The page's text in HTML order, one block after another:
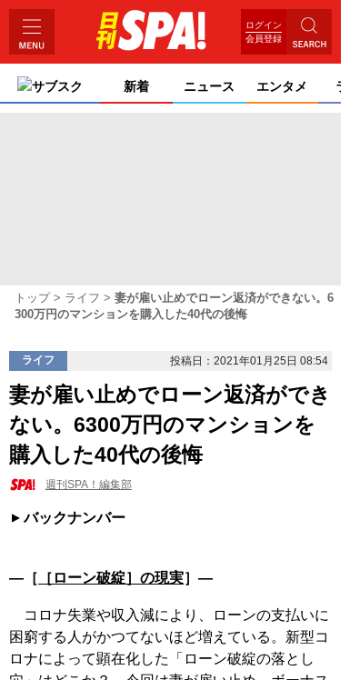
ログイン
会員登録
サブスク 新着 ニュース エンタメ ライ
トップ ライフ
妻が雇い止めでローン返済ができない。6
300万円のマンションを購入した40代の後悔
ライフ 投稿日：2021年01月25日 08:54
妻が雇い止めでローン返済ができ
ない。6300万円のマンションを
購入した40代の後悔
週刊SPA！編集部
バックナンバー
―［ ［ローン破綻］の現実］―
コロナ失業や収入減により、ローンの支払いに
困窮する人がかつてないほど増えている。新型コ
ロナによって顕在化した「ローン破綻の落とし